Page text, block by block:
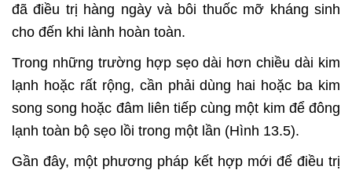
đã điều trị hàng ngày và bôi thuốc mỡ kháng sinh
cho đến khi lành hoàn toàn.
Trong những trường hợp sẹo dài hơn chiều dài kim
lạnh hoặc rất rộng, cần phải dùng hai hoặc ba kim
song song hoặc đâm liên tiếp cùng một kim để đông
lạnh toàn bộ sẹo lồi trong một lần (Hình 13.5).
Gần đây, một phương pháp kết hợp mới để điều trị